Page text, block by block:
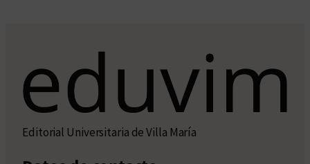
Editorial Universitaria de Villa María